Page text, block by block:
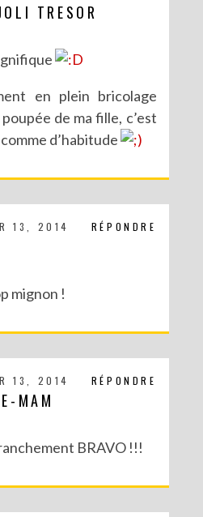
DE L’AVENT TOUT EN IMAGES
TRESOR
en plein bricolage
de ma fille, c’est
d’habitude
RÉPONDRE
13, 2014
mignon !
RÉPONDRE
13, 2014
MAM
BRAVO !!!